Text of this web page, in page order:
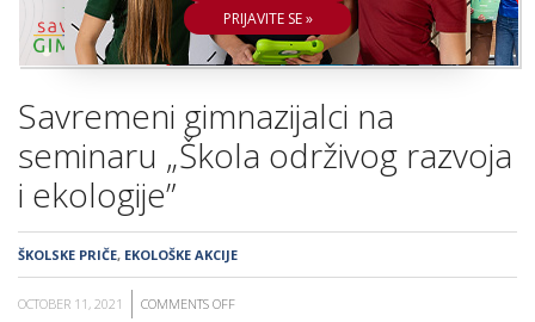
Savremeni gimnazijalci na
seminaru „Škola održivog razvoja
i ekologije”
ŠKOLSKE PRIČE, EKOLOŠKE AKCIJE
OCTOBER 11, 2021 COMMENTS OFF
PRIJAVITE SE »